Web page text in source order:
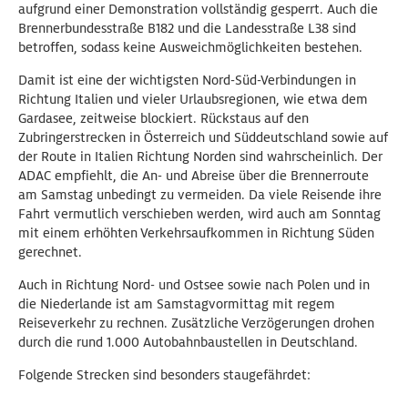
aufgrund einer Demonstration vollständig gesperrt. Auch die
Brennerbundesstraße B182 und die Landesstraße L38 sind
betroffen, sodass keine Ausweichmöglichkeiten bestehen.
Damit ist eine der wichtigsten Nord-Süd-Verbindungen in
Richtung Italien und vieler Urlaubsregionen, wie etwa dem
Gardasee, zeitweise blockiert. Rückstaus auf den
Zubringerstrecken in Österreich und Süddeutschland sowie auf
der Route in Italien Richtung Norden sind wahrscheinlich. Der
ADAC empfiehlt, die An- und Abreise über die Brennerroute
am Samstag unbedingt zu vermeiden. Da viele Reisende ihre
Fahrt vermutlich verschieben werden, wird auch am Sonntag
mit einem erhöhten Verkehrsaufkommen in Richtung Süden
gerechnet.
Auch in Richtung Nord- und Ostsee sowie nach Polen und in
die Niederlande ist am Samstagvormittag mit regem
Reiseverkehr zu rechnen. Zusätzliche Verzögerungen drohen
durch die rund 1.000 Autobahnbaustellen in Deutschland.
Folgende Strecken sind besonders staugefährdet: